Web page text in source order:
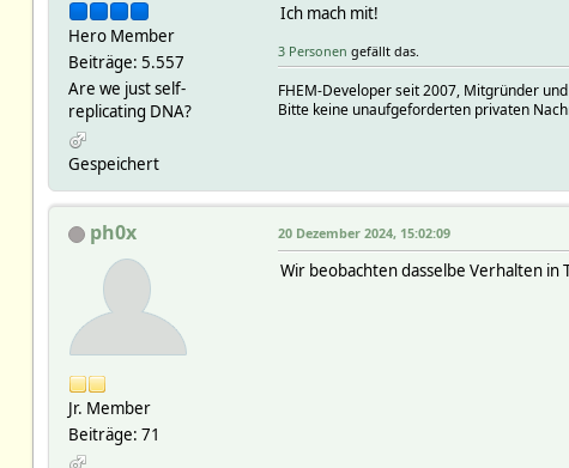
Hero Member
Beiträge: 5.557
Are we just self-
replicating DNA?
Gespeichert
Ich mach mit!
3 Personen gefällt das.
FHEM-Developer seit 2007, Mitgründer
Bitte keine unaufgeforderten privaten
ph0x
Jr. Member
Beiträge: 71
20 Dezember 2024, 15:02:09
Wir beobachten dasselbe Verhalten in